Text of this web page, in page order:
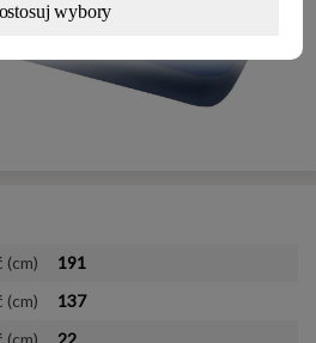
(cm)
191
(cm)
137
(cm)
22
wybory